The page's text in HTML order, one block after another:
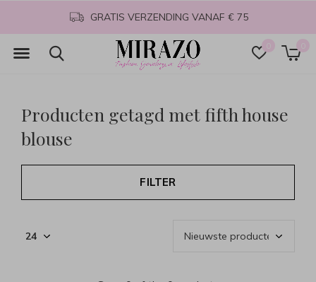
0 0
GRATIS VERZENDING VANAF € 75
Producten getagd met fifth house
blouse
FILTER